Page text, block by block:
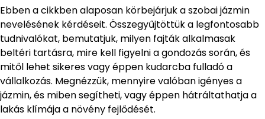
Ebben a cikkben alaposan körbejárjuk a szobai jázmin
nevelésének kérdéseit. Összegyűjtöttük a legfontosabb
tudnivalókat, bemutatjuk, milyen fajták alkalmasak
beltéri tartásra, mire kell figyelni a gondozás során, és
mitől lehet sikeres vagy éppen kudarcba fulladó a
vállalkozás. Megnézzük, mennyire valóban igényes a
jázmin, és miben segítheti, vagy éppen hátráltathatja a
lakás klímája a növény fejlődését.